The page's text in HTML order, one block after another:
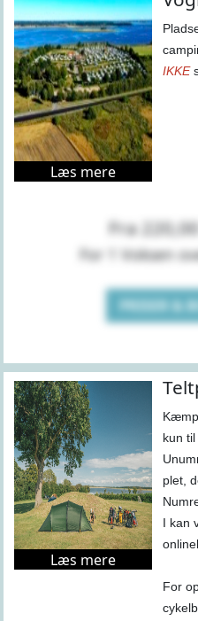
Læs mere
IKKE
Fra
For 1 Voksen
PRISER &
Læs mere
kun
plet,
I kan
For